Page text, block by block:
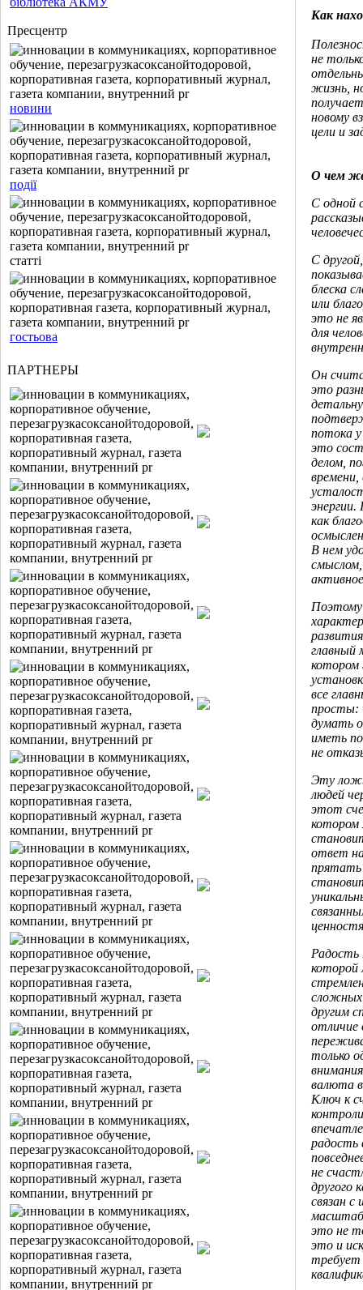
Пресцентр
новини
події
статті
гостьова
ПАРТНЕРЫ
Как
не
жизнь,
новому
цели и
О чем
С одной
С
блеска
или
это не
для
Он
это
потока
это
делом,
времени,
как
В нем
Поэтому
главный
котором
все
просты:
думать
иметь
не
Эту
людей
этот
котором
ответ
прятать
Радость
которой
сложных
другим
отличие
только
валюта
Ключ к
радость
не
другого
связан с
это не
это и
требует